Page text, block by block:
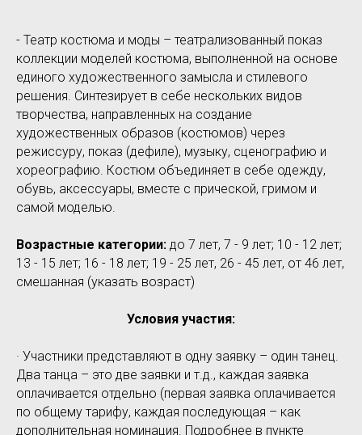
- Театр костюма и моды – театрализованный показ
коллекции моделей костюма, выполненной на основе
единого художественного замысла и стилевого
решения. Синтезирует в себе нескольких видов
творчества, направленных на создание
художественных образов (костюмов) через
режиссуру, показ (дефиле), музыку, сценографию и
хореографию. Костюм объединяет в себе одежду,
обувь, аксессуары, вместе с прической, гримом и
самой моделью.
Возрастные категории: до 7 лет, 7 - 9 лет; 10 - 12 лет;
13 - 15 лет; 16 - 18 лет; 19 - 25 лет, 26 - 45 лет, от 46 лет,
смешанная (указать возраст)
Условия участия:
· Участники представляют в одну заявку – один танец.
Два танца – это две заявки и т.д., каждая заявка
оплачивается отдельно (первая заявка оплачивается
по общему тарифу, каждая последующая – как
дополнительная номинация. Подробнее в пункте